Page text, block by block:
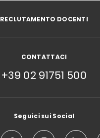
RECLUTAMENTO DOCENTI
CONTATTACI
+39 02 91751 500
Seguici sui Social